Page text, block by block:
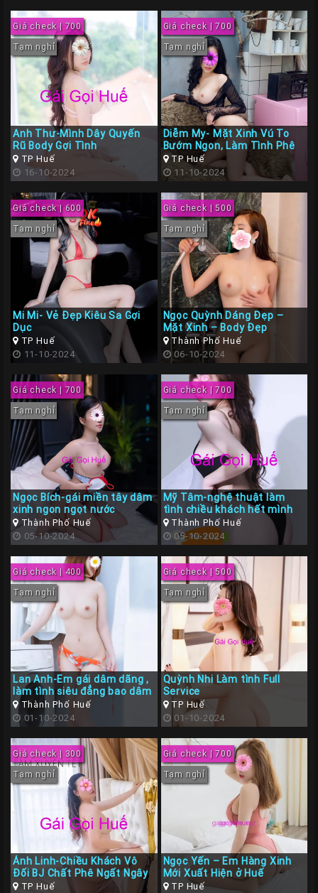
Giá check | 700
Tạm nghỉ
Anh Thư-Mình Dây Quyến
Rũ Body Gợi Tình
TP Huế
16-10-2024
Giá check | 700
Tạm nghỉ
Diễm My- Mặt Xinh Vú To
Bướm Ngon, Làm Tình Phê
TP Huế
11-10-2024
Giá check | 600
Tạm nghỉ
Mi Mi- Vẻ Đẹp Kiêu Sa Gợi
Dục
TP Huế
11-10-2024
Giá check | 500
Tạm nghỉ
Ngọc Quỳnh Dáng Đẹp –
Mặt Xinh – Body Đẹp
Thành Phố Huế
06-10-2024
Giá check | 700
Tạm nghỉ
Ngọc Bích-gái miền tây dâm
xinh ngon ngọt nước
Thành Phố Huế
05-10-2024
Giá check | 700
Tạm nghỉ
Mỹ Tâm-nghệ thuật làm
tình chiều khách hết mình
Thành Phố Huế
05-10-2024
Giá check | 400
Tạm nghỉ
Lan Anh-Em gái dâm dãng ,
làm tình siêu đẳng bao dâm
Thành Phố Huế
01-10-2024
Giá check | 500
Tạm nghỉ
Quỳnh Nhi Làm tình Full
Service
TP Huế
01-10-2024
Giá check | 300
Tạm nghỉ
Ánh Linh-Chiều Khách Vô
Đối BJ Chất Phê Ngất Ngây
TP Huế
Giá check | 700
Tạm nghỉ
Ngọc Yến – Em Hàng Xinh
Mới Xuất Hiện ở Huế
TP Huế